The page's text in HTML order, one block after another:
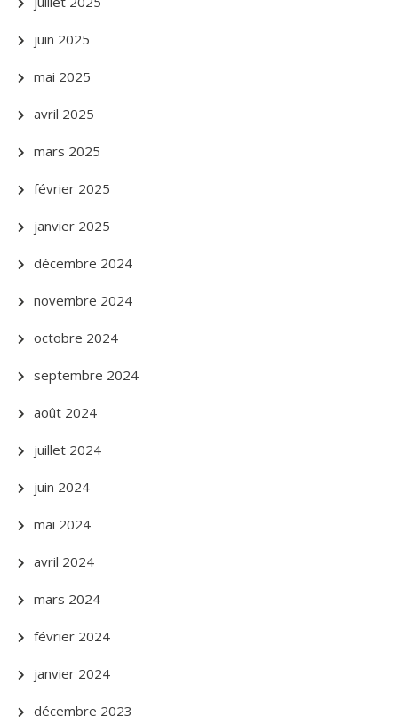
juin 2025
mai 2025
avril 2025
mars 2025
février 2025
janvier 2025
décembre 2024
novembre 2024
octobre 2024
septembre 2024
août 2024
juillet 2024
juin 2024
mai 2024
avril 2024
mars 2024
février 2024
janvier 2024
décembre 2023